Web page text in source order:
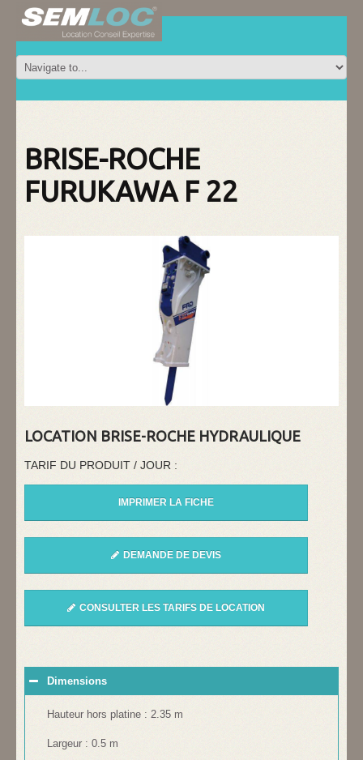
BRISE-ROCHE
FURUKAWA F 22
LOCATION BRISE-ROCHE HYDRAULIQUE
TARIF DU PRODUIT / JOUR :
IMPRIMER LA FICHE
DEMANDE DE DEVIS
CONSULTER LES TARIFS DE LOCATION
Dimensions
Hauteur hors platine : 2.35 m
Largeur : 0.5 m